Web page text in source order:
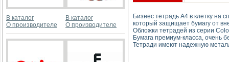
В каталог
О производителе
В каталог
О производителе
Бизнес тетрадь А4 в клетку на
который защищает бумагу от
Обложки тетрадей из серии
Бумага премиум-класса, очень
Тетради имеют надежную